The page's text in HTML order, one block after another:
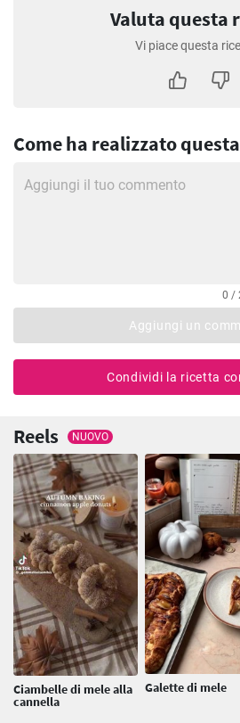
Valuta questa
Vi piace questa
Come ha realizzato
0 /
Aggiungi un
Condividi la ricetta
Reels NUOVO
Ciambelle di mele alla
cannella
Galette di mele